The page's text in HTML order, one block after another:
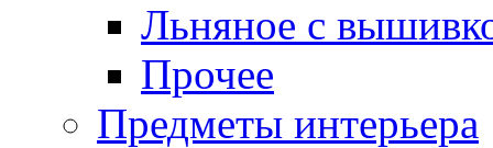
Льняное с
Прочее
Предметы интерьера